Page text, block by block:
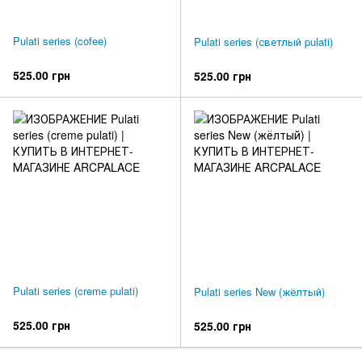
Pulati series (cofee)
525.00 грн
Pulati series (светлый pulati)
525.00 грн
Pulati series (creme pulati)
525.00 грн
Pulati series New (жёлтый)
525.00 грн